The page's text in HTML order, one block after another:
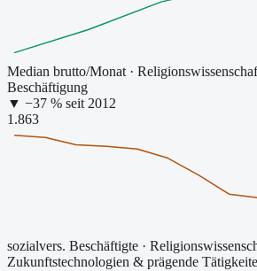
Median brutto/Monat ·
Beschäftigung
▼ −37 % seit 2012
1.863
sozialvers. Beschäftigte ·
Zukunftstechnologien & prägende